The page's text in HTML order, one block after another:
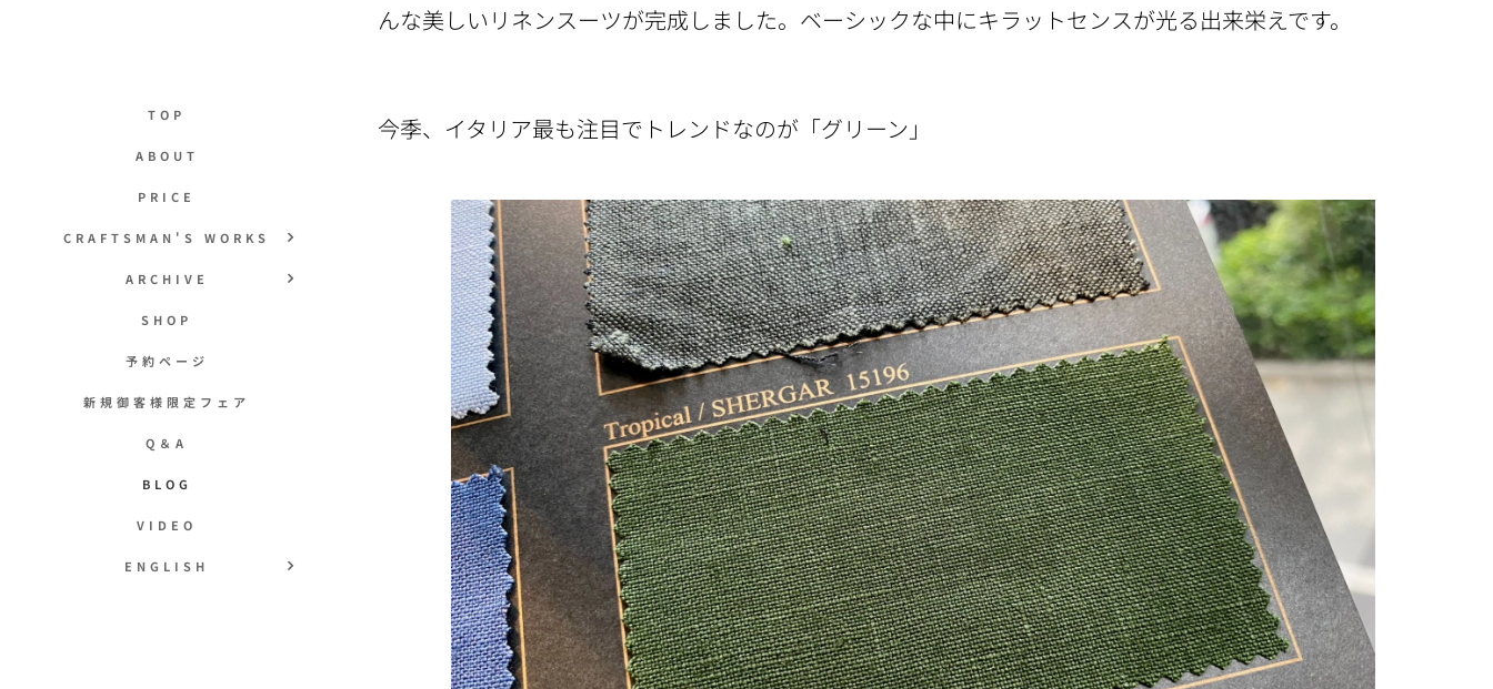
TOP
ABOUT
PRICE
CRAFTSMAN'S WORKS
ARCHIVE
SHOP
予約ページ
新規御客様限定フェア
Q＆A
BLOG
VIDEO
ENGLISH
んな美しいリネンスーツが完成しました。ベーシックな中にキラットセンスが光る出来栄えです。
今季、イタリア最も注目でトレンドなのが「グリーン」